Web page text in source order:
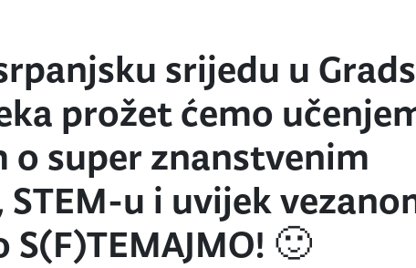
srijedu u
prožet ćemo
o super znanstvenim
u i uvijek
🙂